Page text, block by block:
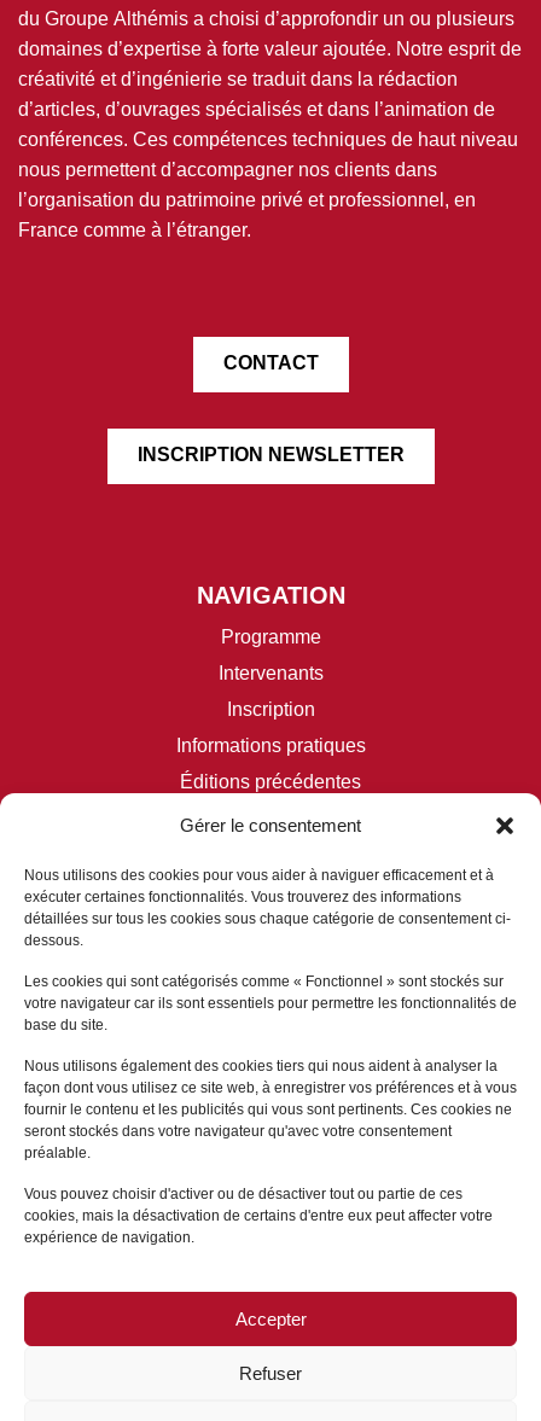
Gérer le consentement
Nous utilisons des cookies pour vous aider à naviguer efficacement et à
exécuter certaines fonctionnalités. Vous trouverez des informations
détaillées sur tous les cookies sous chaque catégorie de consentement ci-
dessous.
Les cookies qui sont catégorisés comme « Fonctionnel » sont stockés sur
votre navigateur car ils sont essentiels pour permettre les fonctionnalités de
base du site.
Nous utilisons également des cookies tiers qui nous aident à analyser la
façon dont vous utilisez ce site web, à enregistrer vos préférences et à vous
fournir le contenu et les publicités qui vous sont pertinents. Ces cookies ne
seront stockés dans votre navigateur qu'avec votre consentement
préalable.
Vous pouvez choisir d'activer ou de désactiver tout ou partie de ces
cookies, mais la désactivation de certains d'entre eux peut affecter votre
expérience de navigation.
Accepter
Refuser
du Groupe Althémis a choisi d’approfondir un ou plusieurs
domaines d’expertise à forte valeur ajoutée. Notre esprit de
créativité et d’ingénierie se traduit dans la rédaction
d’articles, d’ouvrages spécialisés et dans l’animation de
conférences. Ces compétences techniques de haut niveau
nous permettent d’accompagner nos clients dans
l’organisation du patrimoine privé et professionnel, en
France comme à l’étranger.
CONTACT
INSCRIPTION NEWSLETTER
NAVIGATION
Programme
Intervenants
Inscription
Informations pratiques
Éditions précédentes
RÉSEAUX SOCIAUX
NOS PARTENAIRES